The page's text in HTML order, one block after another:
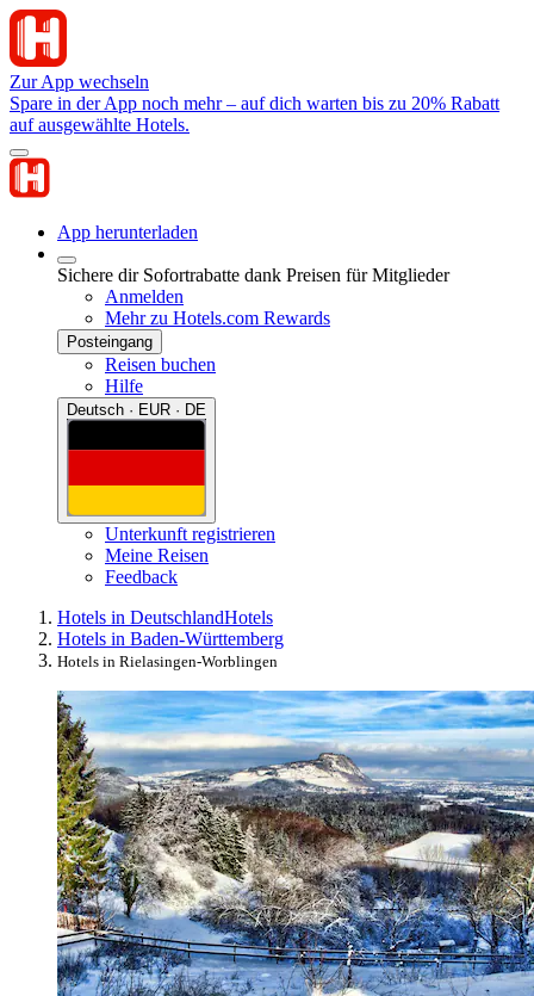
Zur App wechseln
Spare in der App noch mehr – auf dich warten bis zu 20% Rabatt
auf ausgewählte Hotels.
App herunterladen
Sichere dir Sofortrabatte dank Preisen für Mitglieder
Anmelden
Mehr zu Hotels.com Rewards
Posteingang
Reisen buchen
Hilfe
Deutsch · EUR · DE
Unterkunft registrieren
Meine Reisen
Feedback
Hotels in DeutschlandHotels
Hotels in Baden-Württemberg
Hotels in Rielasingen-Worblingen